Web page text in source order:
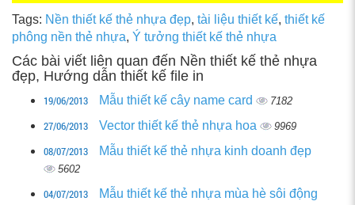
Tags: Nền thiết kế thẻ nhựa đẹp, tài liệu thiết kế, thiết kế
phông nền thẻ nhựa, Ý tưởng thiết kế thẻ nhựa
Các bài viết liên quan đến Nền thiết kế thẻ nhựa
đẹp, Hướng dẫn thiết kế file in
19/06/2013 Mẫu thiết kế cây name card 7182
27/06/2013 Vector thiết kế thẻ nhựa hoa 9969
08/07/2013 Mẫu thiết kế thẻ nhựa kinh doanh đẹp
5602
04/07/2013 Mẫu thiết kế thẻ nhựa mùa hè sôi động